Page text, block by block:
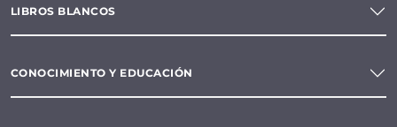
LIBROS BLANCOS
CONOCIMIENTO Y EDUCACIÓN